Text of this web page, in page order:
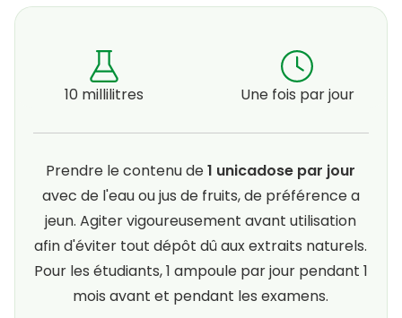
10 millilitres Une fois par jour
Prendre le contenu de1 unicadose par jour
avec de l'eau ou jus de fruits, de préférence a
jeun. Agiter vigoureusement avant utilisation
afin d'éviter tout dépôt dû aux extraits naturels.
Pour les étudiants, 1 ampoule par jour pendant 1
mois avant et pendant les examens.